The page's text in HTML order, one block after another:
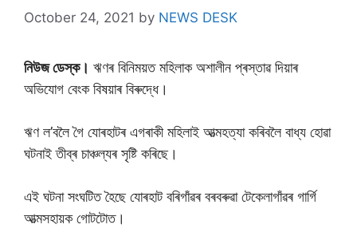
October 24, 2021 by NEWS DESK
নিউজ ডেস্ক। ঋণৰ বিনিময়ত মহিলাক অশালীন প্ৰস্তাৱ দিয়াৰ
অভিযোগ বেংক বিষয়াৰ বিৰুদ্ধে।
ঋণ ল’বলৈ গৈ যোৰহাটৰ এগৰাকী মহিলাই আত্মহত্যা কৰিবলৈ বাধ্য হোৱা
ঘটনাই তীব্ৰ চাঞ্চল্যৰ সৃষ্টি কৰিছে।
এই ঘটনা সংঘটিত হৈছে যোৰহাট বৰিগাঁৱৰ বৰবৰুৱা টেকেলাগাঁৱৰ গাৰ্গি
আত্মসহায়ক গোটটোত।